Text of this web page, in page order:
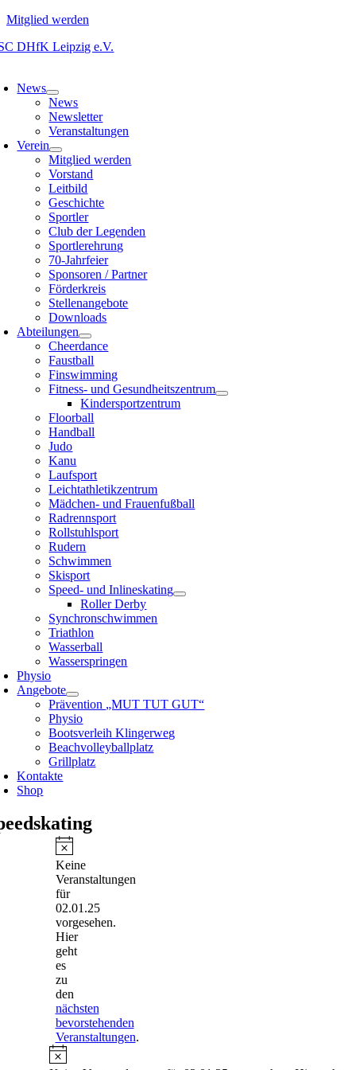
Mitglied werden
Zum
News
News
Newsletter
Veranstaltungen
Verein
Mitglied werden
Vorstand
Leitbild
Geschichte
Sportler
Club der Legenden
Sportlerehrung
70-Jahrfeier
Sponsoren / Partner
Förderkreis
Stellenangebote
Downloads
Abteilungen
Cheerdance
Faustball
Finswimming
Fitness- und Gesundheitszentrum
Kindersportzentrum
Floorball
Handball
Judo
Kanu
Laufsport
Leichtathletikzentrum
Mädchen- und Frauenfußball
Radrennsport
Rollstuhlsport
Rudern
Schwimmen
Skisport
Speed- und Inlineskating
Roller Derby
Synchronschwimmen
Triathlon
Wasserball
Wasserspringen
Physio
Angebote
Prävention „MUT TUT GUT“
Physio
Bootsverleih Klingerweg
Beachvolleyballplatz
Grillplatz
Kontakte
Shop
Veranstaltungen
für
02.01.25
Hinweis
Keine
Veranstaltungen
für
02.01.25
vorgesehen.
Hier
geht
es
zu
den
nächsten
bevorstehenden
Veranstaltungen.
Hinweis